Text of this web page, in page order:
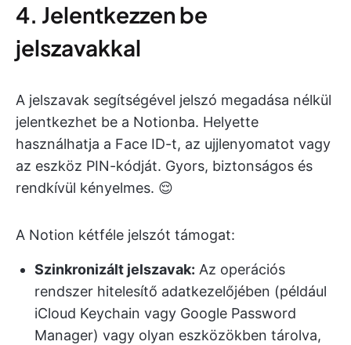
4. Jelentkezzen be
jelszavakkal
A jelszavak segítségével jelszó megadása nélkül
jelentkezhet be a Notionba. Helyette
használhatja a Face ID-t, az ujjlenyomatot vagy
az eszköz PIN-kódját. Gyors, biztonságos és
rendkívül kényelmes. 😌
A Notion kétféle jelszót támogat:
Szinkronizált jelszavak: Az operációs
rendszer hitelesítő adatkezelőjében (például
iCloud Keychain vagy Google Password
Manager) vagy olyan eszközökben tárolva,